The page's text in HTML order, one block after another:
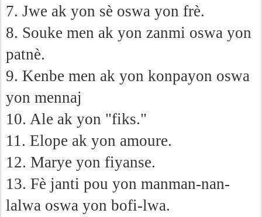
7. Jwe ak yon sè oswa yon frè.
8. Souke men ak yon zanmi oswa yon
patnè.
9. Kenbe men ak yon konpayon oswa
yon mennaj
10. Ale ak yon "fiks."
11. Elope ak yon amoure.
12. Marye yon fiyanse.
13. Fè janti pou yon manman-nan-
lalwa oswa yon bofi-lwa.